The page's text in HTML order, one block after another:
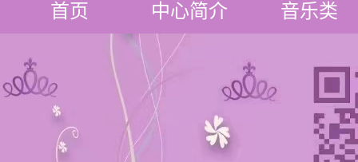
首页 中心简介 音乐类